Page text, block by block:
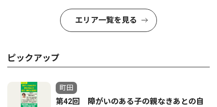
エリア一覧を見る
ピックアップ
町田
第42回 障がいのある子の親なきあとの自